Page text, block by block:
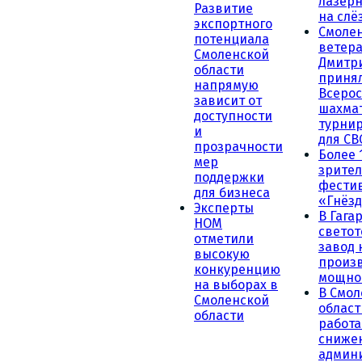
Развитие
экспортного
потенциала
Смоленской
области
напрямую
зависит от
доступности
и
прозрачности
мер
поддержки
для бизнеса
Эксперты
НОМ
отметили
высокую
конкуренцию
на выборах в
Смоленской
области
на
для
Более
В
завод
В